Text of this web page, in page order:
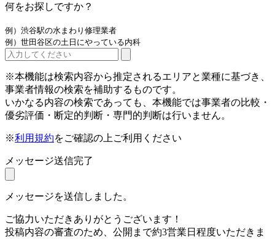
何をお探しですか？
例）渋谷駅の水まわり修理業者
例）世田谷区の土日にやっている内科
※本機能は検索内容から推定されるエリアと業種に基づき、
事業者情報の検索を補助するものです。
いかなる内容の検索であっても、本機能では事業者の比較・
優劣評価・断定的判断・専門的判断は行いません。
※利用規約をご確認の上ご利用ください
メッセージ送信完了
メッセージを送信しました。
ご協力いただきありがとうございます！
投稿内容の審査のため、公開まで約3営業日程度いただきま